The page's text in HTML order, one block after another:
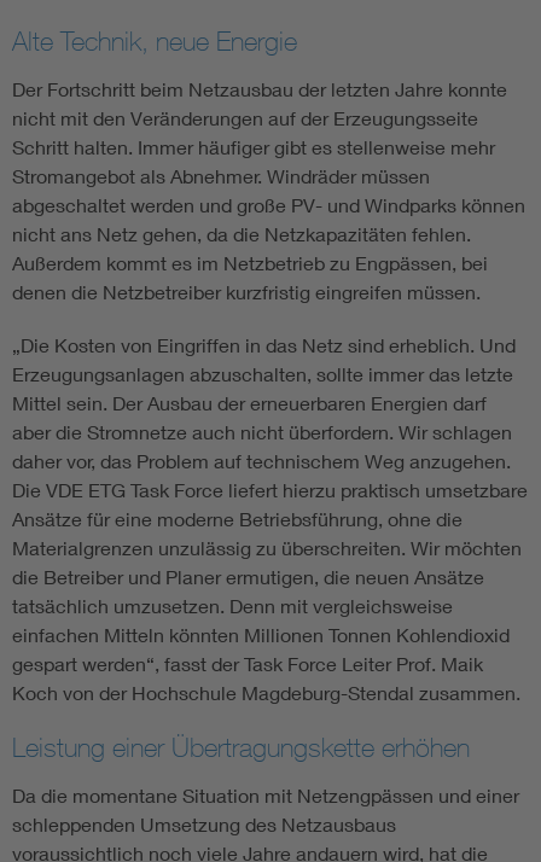
Alte Technik, neue Energie
Der Fortschritt beim Netzausbau der letzten Jahre konnte
nicht mit den Veränderungen auf der Erzeugungsseite
Schritt halten. Immer häufiger gibt es stellenweise mehr
Stromangebot als Abnehmer. Windräder müssen
abgeschaltet werden und große PV- und Windparks können
nicht ans Netz gehen, da die Netzkapazitäten fehlen.
Außerdem kommt es im Netzbetrieb zu Engpässen, bei
denen die Netzbetreiber kurzfristig eingreifen müssen.
„Die Kosten von Eingriffen in das Netz sind erheblich. Und
Erzeugungsanlagen abzuschalten, sollte immer das letzte
Mittel sein. Der Ausbau der erneuerbaren Energien darf
aber die Stromnetze auch nicht überfordern. Wir schlagen
daher vor, das Problem auf technischem Weg anzugehen.
Die VDE ETG Task Force liefert hierzu praktisch umsetzbare
Ansätze für eine moderne Betriebsführung, ohne die
Materialgrenzen unzulässig zu überschreiten. Wir möchten
die Betreiber und Planer ermutigen, die neuen Ansätze
tatsächlich umzusetzen. Denn mit vergleichsweise
einfachen Mitteln könnten Millionen Tonnen Kohlendioxid
gespart werden“, fasst der Task Force Leiter Prof. Maik
Koch von der Hochschule Magdeburg-Stendal zusammen.
Leistung einer Übertragungskette erhöhen
Da die momentane Situation mit Netzengpässen und einer
schleppenden Umsetzung des Netzausbaus
voraussichtlich noch viele Jahre andauern wird, hat die